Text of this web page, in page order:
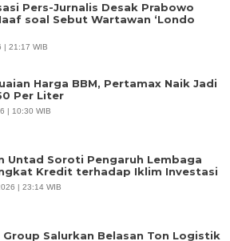
Pers-Jurnalis Desak Prabowo
soal Sebut Wartawan ‘Londo
| 21:17 WIB
Harga BBM, Pertamax Naik Jadi
Per Liter
| 10:30 WIB
Untad Soroti Pengaruh Lembaga
Kredit terhadap Iklim Investasi
| 23:14 WIB
Group Salurkan Belasan Ton Logistik